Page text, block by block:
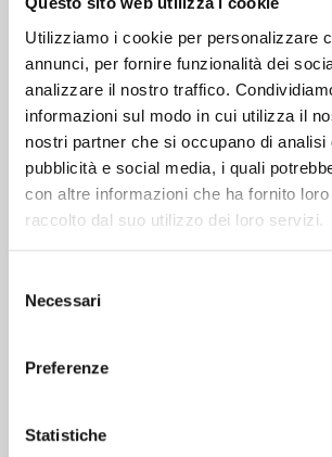
Utilizziamo i cookie per personalizzare
annunci, per fornire funzionalità dei
analizzare il nostro traffico.
informazioni sul modo in cui utilizza il
nostri partner che si occupano di analisi
pubblicità e social media, i quali
con altre informazioni che ha fornito
raccolto dal suo utilizzo dei loro servizi.
delNecessari
Preferenze
Statistiche